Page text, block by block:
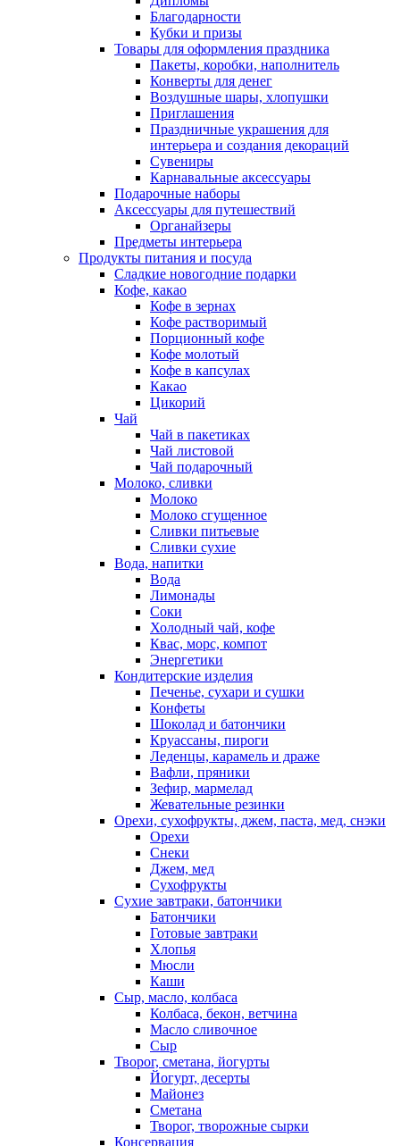
Благодарности
Кубки и призы
Товары для оформления праздника
Пакеты, коробки, наполнитель
Конверты для денег
Воздушные шары, хлопушки
Приглашения
Праздничные украшения для
интерьера и создания декораций
Сувениры
Карнавальные аксессуары
Подарочные наборы
Аксессуары для путешествий
Органайзеры
Предметы интерьера
Продукты питания и посуда
Сладкие новогодние подарки
Кофе, какао
Кофе в зернах
Кофе растворимый
Порционный кофе
Кофе молотый
Кофе в капсулах
Какао
Цикорий
Чай
Чай в пакетиках
Чай листовой
Чай подарочный
Молоко, сливки
Молоко
Молоко сгущенное
Сливки питьевые
Сливки сухие
Вода, напитки
Вода
Лимонады
Соки
Холодный чай, кофе
Квас, морс, компот
Энергетики
Кондитерские изделия
Печенье, сухари и сушки
Конфеты
Шоколад и батончики
Круассаны, пироги
Леденцы, карамель и драже
Вафли, пряники
Зефир, мармелад
Жевательные резинки
Орехи, сухофрукты, джем, паста, мед, снэки
Орехи
Снеки
Джем, мед
Сухофрукты
Сухие завтраки, батончики
Батончики
Готовые завтраки
Хлопья
Мюсли
Каши
Сыр, масло, колбаса
Колбаса, бекон, ветчина
Масло сливочное
Сыр
Творог, сметана, йогурты
Йогурт, десерты
Майонез
Сметана
Творог, творожные сырки
Консервация